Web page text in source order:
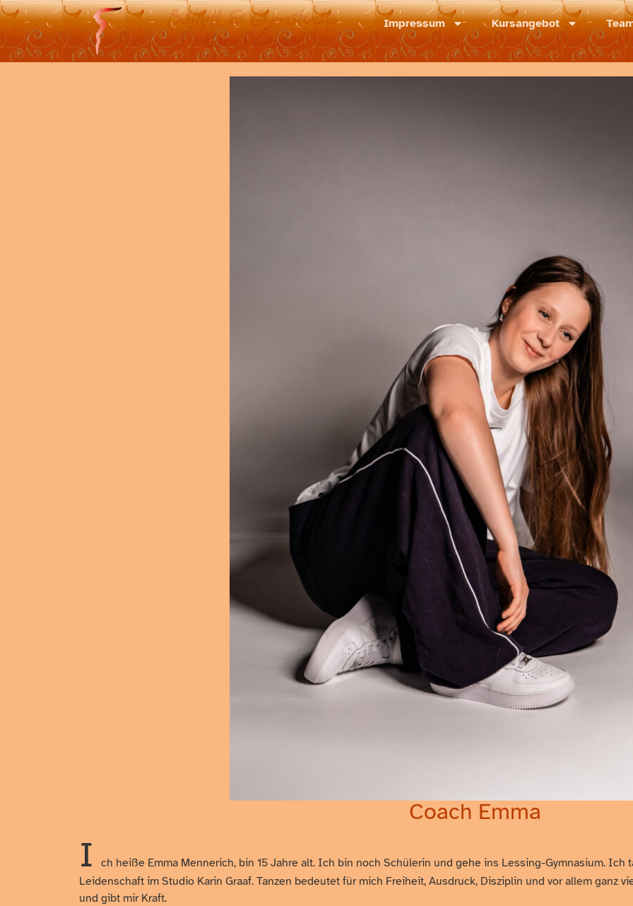
Ballett & Gymstudio
Karin Graaf
Impressum Kursangebot
Coach Emma
I
ch heiße Emma Mennerich, bin 15 Jahre alt. Ich bin noch Schülerin und gehe ins Lessing-Gymnasium. Ich
Leidenschaft im Studio Karin Graaf. Tanzen bedeutet für mich Freiheit, Ausdruck, Disziplin und vor allem ganz
und gibt mir Kraft.